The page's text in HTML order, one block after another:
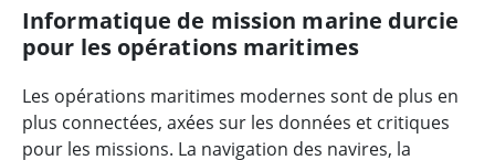
Informatique de mission marine durcie
pour les opérations maritimes
Les opérations maritimes modernes sont de plus en
plus connectées, axées sur les données et critiques
pour les missions. La navigation des navires, la